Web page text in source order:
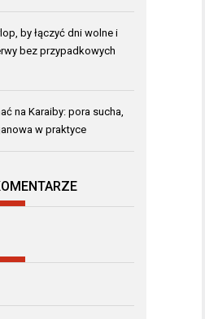
by łączyć dni wolne i
bez przypadkowych
na Karaiby: pora sucha,
w praktyce